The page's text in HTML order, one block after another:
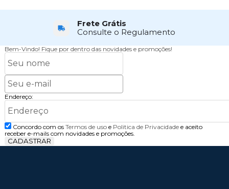
Frete Grátis
Consulte o Regulamento
Bem-Vindo! Fique por dentro das novidades e promoções!
Endereço:
Concordo com os Termos de usoe Politica de Privacidadee aceito
receber e-mails com novidades e promoções.
CADASTRAR